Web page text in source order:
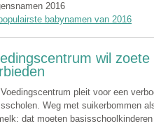
2016
babynamen van 2016
wil
Voedingscentrum pleit voor een
Weg met suikerbommen
dat moeten